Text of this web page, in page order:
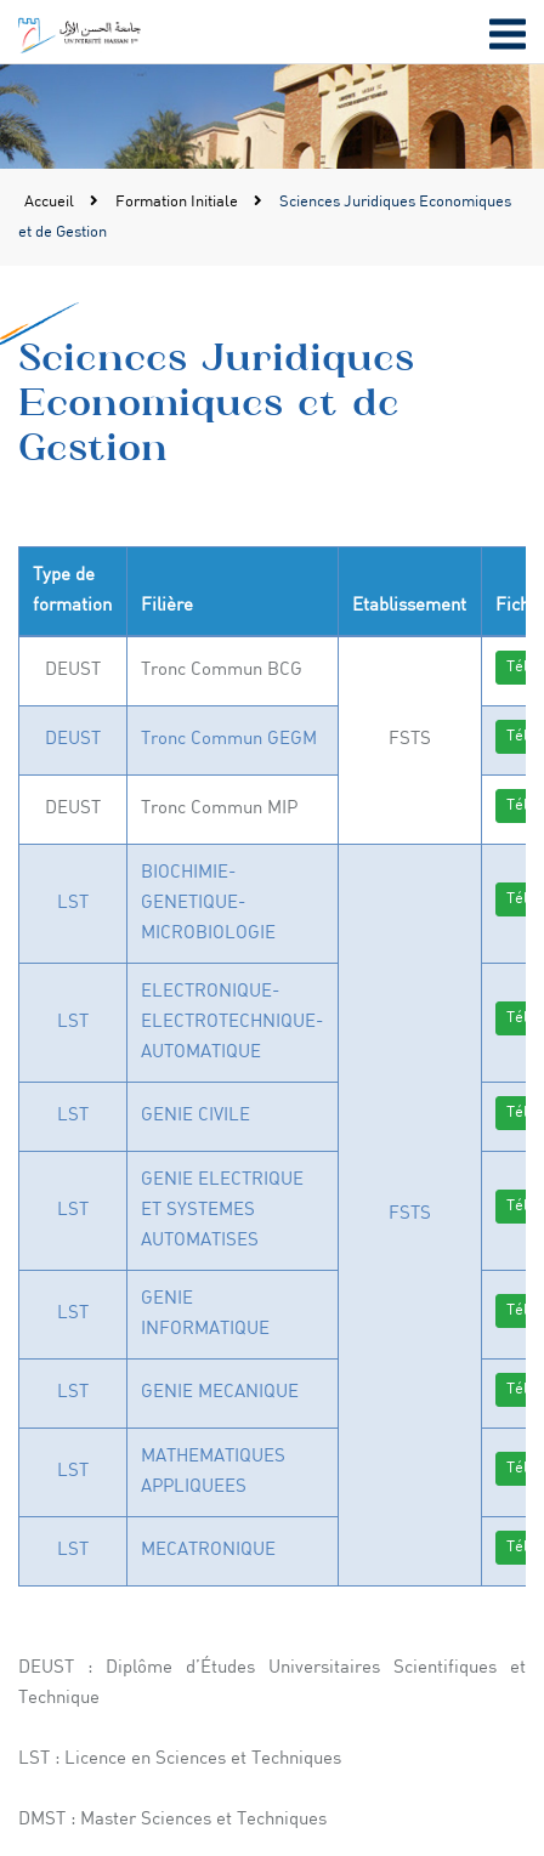
Accueil Formation Initiale
Sciences Juridiques Economiques
et de Gestion
Sciences Juridiques
Economiques et de
Gestion
Type de
formation
Filière Etablissement Fiche
DEUST Tronc Commun BCG
FSTS
DEUST Tronc Commun GEGM
DEUST Tronc Commun MIP
LST
BIOCHIMIE-
GENETIQUE-
MICROBIOLOGIE
FSTS
LST
ELECTRONIQUE-
ELECTROTECHNIQUE-
AUTOMATIQUE
LST GENIE CIVILE
LST
GENIE ELECTRIQUE
ET SYSTEMES
AUTOMATISES
LST
GENIE
INFORMATIQUE
LST GENIE MECANIQUE
LST
MATHEMATIQUES
APPLIQUEES
LST MECATRONIQUE
DEUST : Diplôme d’Études Universitaires Scientifiques et
Technique
LST : Licence en Sciences et Techniques
DMST : Master Sciences et Techniques